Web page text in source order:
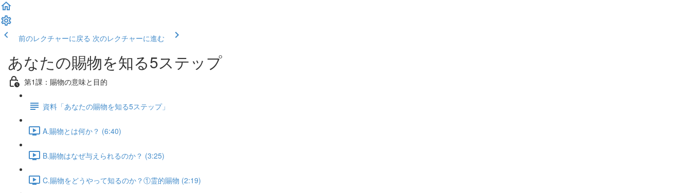
前のレクチャーに戻る 次のレクチャーに進む
あなたの賜物を知る5ステップ
第1課：賜物の意味と目的
資料「あなたの賜物を知る5ステップ」
A.賜物とは何か？ (6:40)
B.賜物はなぜ与えられるのか？ (3:25)
C.賜物をどうやって知るのか？①霊的賜物 (2:19)